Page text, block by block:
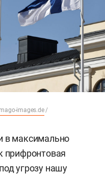
images.de/
в максимально
прифронтовая
угрозу нашу